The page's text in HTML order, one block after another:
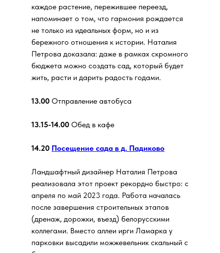
каждое растение, пережившее переезд,
напоминает о том, что гармония рождается
не только из идеальных форм, но и из
бережного отношения к истории. Наталия
Петрова доказала: даже в рамках скромного
бюджета можно создать сад, который будет
жить, расти и дарить радость годами.
13.00 Отправление автобуса
13.15-14.00 Обед в кафе
14.20 Посещение сада в д. Падиково
Ландшафтный дизайнер Наталия Петрова
реализовала этот проект рекордно быстро: с
апреля по май 2023 года. Работа началась
после завершения строительных этапов
(дренаж, дорожки, въезд) белорусскими
коллегами. Вместо аллеи ирги Ламарка у
парковки высадили можжевельник скальный с